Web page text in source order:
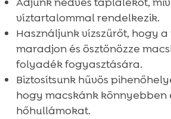
víztartalommal rendelkezik.
Használjunk vízszűrőt, hogy a
maradjon és ösztönözze
folyadék fogyasztására.
Biztosítsunk hűvös
hogy macskánk könnyebben
hőhullámokat.